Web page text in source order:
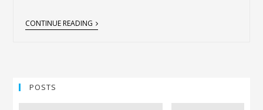
CONTINUE READING
POSTS